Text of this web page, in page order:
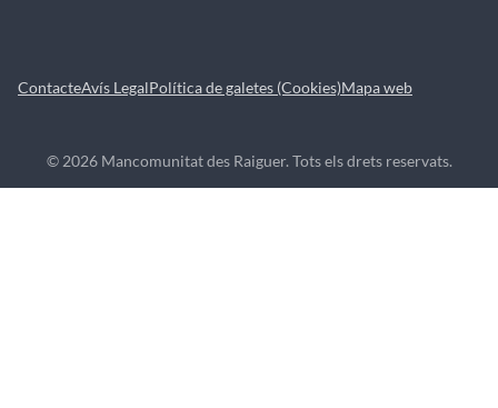
ContacteAvís LegalPolítica de galetes (Cookies)Mapa web
© 2026 Mancomunitat des Raiguer. Tots els drets reservats.